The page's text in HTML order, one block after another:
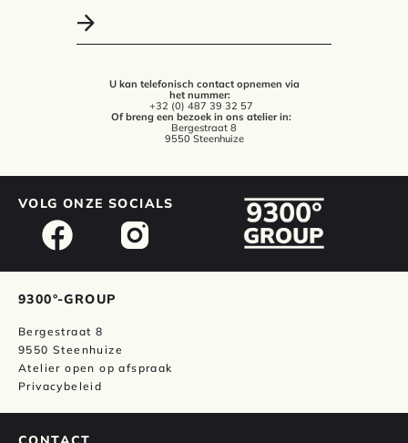
U kan telefonisch contact opnemen via
het nummer:
+32 (0) 487 39 32 57
Of breng een bezoek in ons atelier in:
Bergestraat 8
9550 Steenhuize
VOLG ONZE SOCIALS
9300°-GROUP
Bergestraat 8
9550 Steenhuize
Atelier open op afspraak
Privacybeleid